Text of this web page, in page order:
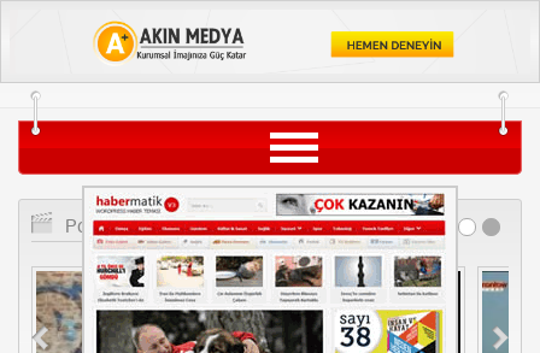
Siyaset
Teknoloji
Tarih
Popüler Videolar